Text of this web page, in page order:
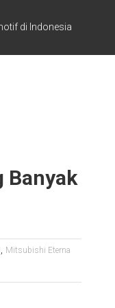
di Indonesia
Banyak
, Mitsubishi Eterna